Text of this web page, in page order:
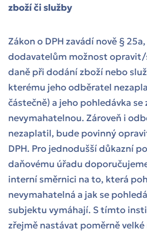
zboží či služby
Zákon o DPH zavádí nově §
dodavatelům možnost
daně při dodání zboží nebo
kterému jeho odběratel
částečně) a jeho pohledávka se
nevymahatelnou. Zároveň i
nezaplatil, bude povinný
DPH. Pro jednodušší důkazní
daňovému úřadu
interní směrnici na to, která
nevymahatelná a jak se
subjektu vymáhají. S tímto
zřejmě nastávat poměrně